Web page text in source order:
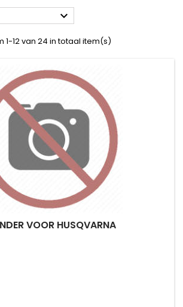

1-12 van 24 in totaal item(s)
VOOR HUSQVARNA